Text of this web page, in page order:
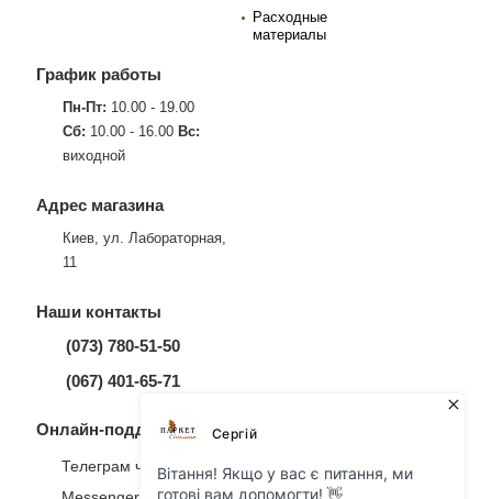
Расходные
материалы
График работы
Пн-Пт: 10.00 - 19.00
Сб: 10.00 - 16.00 Вс:
виходной
Адрес магазина
Киев, ул. Лабораторная,
11
Наши контакты
(073) 780-51-50
(067) 401-65-71
Онлайн-поддержка
Телеграм чат